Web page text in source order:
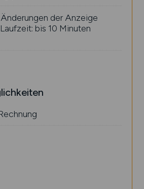
der Anzeige
bis 10 Minuten